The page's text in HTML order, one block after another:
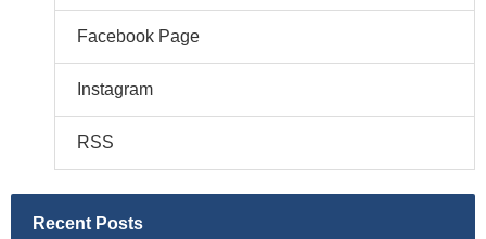
Facebook Page
Instagram
RSS
Recent Posts